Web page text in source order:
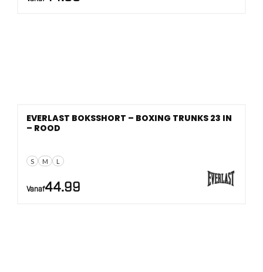
S M L
EVERLAST BOKSSHORT – BOXING TRUNKS 23 IN
– ROOD
Vanaf44.99